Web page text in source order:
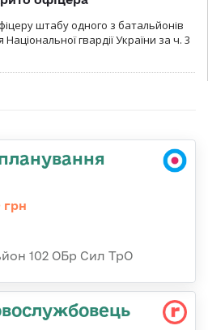
штабу одного з батальйонів
гвардії України за ч. 3
грн
102 ОБр Сил ТрО